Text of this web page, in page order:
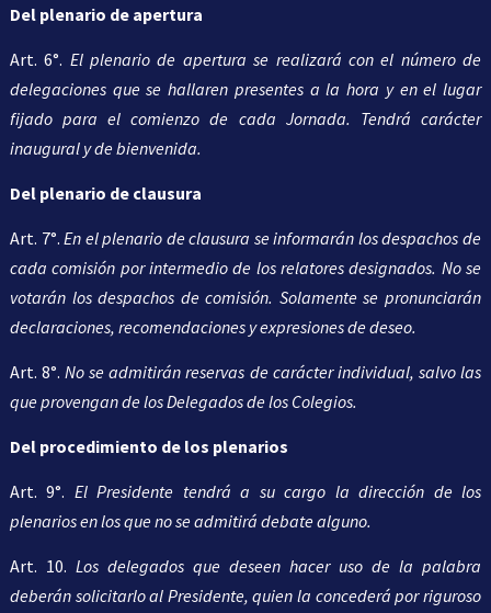
Del plenario de apertura
Art. 6°. El plenario de apertura se realizará con el número de
delegaciones que se hallaren presentes a la hora y en el lugar
fijado para el comienzo de cada Jornada. Tendrá carácter
inaugural y de bienvenida.
Del plenario de clausura
Art. 7°.En el plenario de clausura se informarán los despachos de
cada comisión por intermedio de los relatores designados. No se
votarán los despachos de comisión. Solamente se pronunciarán
declaraciones, recomendaciones y expresiones de deseo.
Art. 8°.No se admitirán reservas de carácter individual, salvo las
que provengan de los Delegados de los Colegios.
Del procedimiento de los plenarios
Art. 9°. El Presidente tendrá a su cargo la dirección de los
plenarios en los que no se admitirá debate alguno.
Art. 10. Los delegados que deseen hacer uso de la palabra
deberán solicitarlo al Presidente, quien la concederá por riguroso